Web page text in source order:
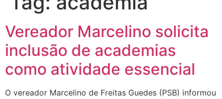
Vereador Marcelino solicita
inclusão de academias
como atividade essencial
O vereador Marcelino de Freitas Guedes (PSB) informou